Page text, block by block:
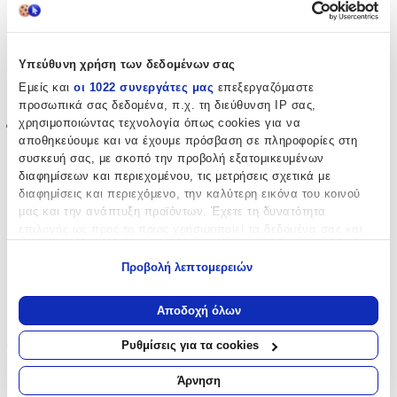
Υπεύθυνη χρήση των δεδομένων σας
Εμείς και οι 1022 συνεργάτες μας επεξεργαζόμαστε
προσωπικά σας δεδομένα, π.χ. τη διεύθυνση IP σας,
χρησιμοποιώντας τεχνολογία όπως cookies για να
αποθηκεύουμε και να έχουμε πρόσβαση σε πληροφορίες στη
συσκευή σας, με σκοπό την προβολή εξατομικευμένων
διαφημίσεων και περιεχομένου, τις μετρήσεις σχετικά με
διαφημίσεις και περιεχόμενο, την καλύτερη εικόνα του κοινού
μας και την ανάπτυξη προϊόντων. Έχετε τη δυνατότητα
Να συλλέξουμε πληροφορίες σχετικά με τη γεωγραφική
σας τοποθεσία, οι οποίες μπορεί να είναι ακριβείς σε
απόσταση μερικών μέτρων
Να αναγνωρίσουμε τη συσκευή σας σαρώνοντας ενεργά
για συγκεκριμένα χαρακτηριστικά (δακτυλικό αποτύπωμα)
Προβολή λεπτομερειών
Αποδοχή όλων
Ρυθμίσεις για τα cookies
Άρνηση
Σχέδιο
Ζωάκια
Είδος:
Τοίχου
Έξτρα Χαρακτηριστικά
Αφρώδες:
Όχι